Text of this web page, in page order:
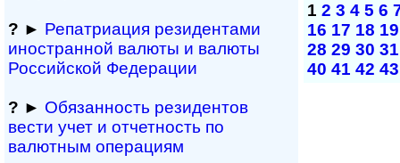
? ► Репатриация ре­зи­ден­та­ми
иностранной ва­лю­ты и валюты
Рос­сий­ской Федерации
? ► Обязанность резиден­тов
вести учет и отчетность по
валютным операциям
1 2 3 4 5 6
16 17 18 19
28 29 30 31
40 41 42 43